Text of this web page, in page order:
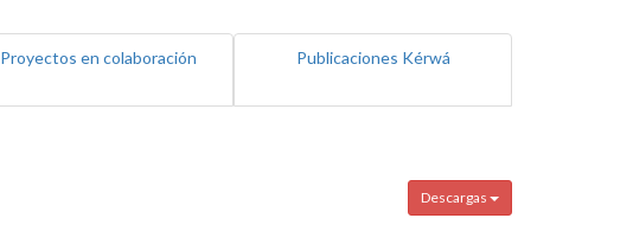
Proyectos en colaboración Publicaciones Kérwá
Descargas